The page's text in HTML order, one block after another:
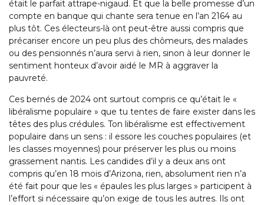
était le parfait attrape-nigaud. Et que la belle promesse d’un
compte en banque qui chante sera tenue en l’an 2164 au
plus tôt. Ces électeurs-là ont peut-être aussi compris que
précariser encore un peu plus des chômeurs, des malades
ou des pensionnés n’aura servi à rien, sinon à leur donner le
sentiment honteux d’avoir aidé le MR à aggraver la
pauvreté.
Ces bernés de 2024 ont surtout compris ce qu’était le «
libéralisme populaire » que tu tentes de faire exister dans les
têtes des plus crédules. Ton libéralisme est effectivement
populaire dans un sens : il essore les couches populaires (et
les classes moyennes) pour préserver les plus ou moins
grassement nantis. Les candides d’il y a deux ans ont
compris qu’en 18 mois d’Arizona, rien, absolument rien n’a
été fait pour que les « épaules les plus larges » participent à
l’effort si nécessaire qu’on exige de tous les autres. Ils ont